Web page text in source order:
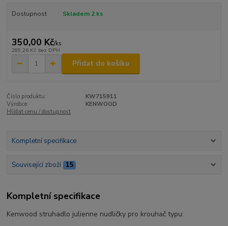
Dostupnost Skladem 2 ks
350,00 Kč/ks
289,26 Kč bez DPH
Přidat do košíku
Číslo produktu:
KW715911
Výrobce:
KENWOOD
Hlídat cenu / dostupnost
Kompletní specifikace
Související zboží 15
Kompletní specifikace
Kenwood struhadlo julienne nudličky pro krouhač typu: